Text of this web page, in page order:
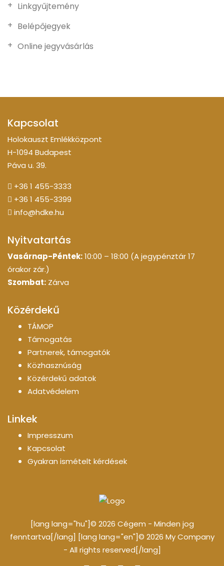
Linkgyűjtemény
Belépőjegyek
Online jegyvásárlás
Kapcsolat
Holokauszt Emlékközpont
H-1094 Budapest
Páva u. 39.
+36 1 455-3333
+36 1 455-3399
info@hdke.hu
Nyitvatartás
Vasárnap-Péntek:10:00 – 18:00 (A jegypénztár 17
órakor zár.)
Szombat: Zárva
Közérdekű
TÁMOP
Támogatás
Partnerek, támogatók
Közhasznúság
Közérdekű adatok
Adatvédelem
Linkek
Impresszum
Kapcsolat
Gyakran ismételt kérdések
[lang lang="hu"]© 2026 Cégem - Minden jog
fenntartva[/lang] [lang lang="en"]© 2026 My Company
- All rights reserved[/lang]